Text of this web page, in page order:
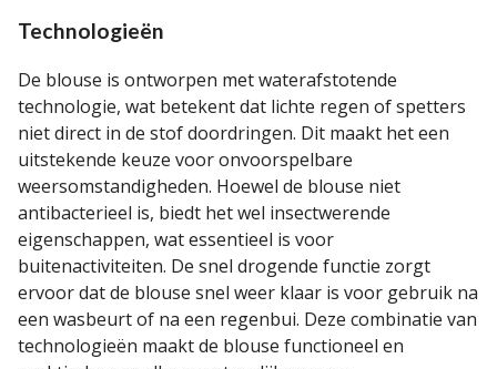
Technologieën
De blouse is ontworpen met waterafstotende
technologie, wat betekent dat lichte regen of spetters
niet direct in de stof doordringen. Dit maakt het een
uitstekende keuze voor onvoorspelbare
weersomstandigheden. Hoewel de blouse niet
antibacterieel is, biedt het wel insectwerende
eigenschappen, wat essentieel is voor
buitenactiviteiten. De snel drogende functie zorgt
ervoor dat de blouse snel weer klaar is voor gebruik na
een wasbeurt of na een regenbui. Deze combinatie van
technologieën maakt de blouse functioneel en